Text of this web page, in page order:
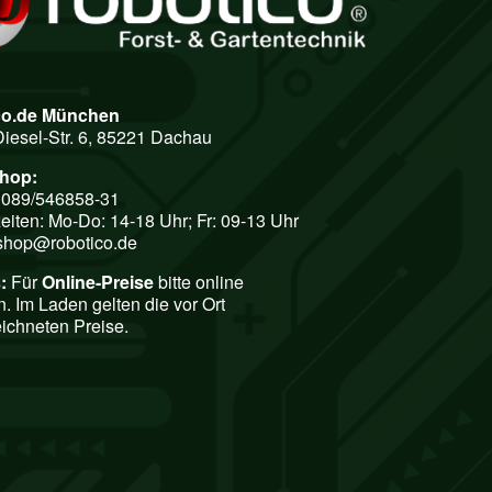
München
Str. 6, 85221 Dachau
546858-31
Mo-Do: 14-18 Uhr; Fr: 09-13 Uhr
FürOnline-Preisebitte online
Im Laden gelten die vor Ort
Preise.